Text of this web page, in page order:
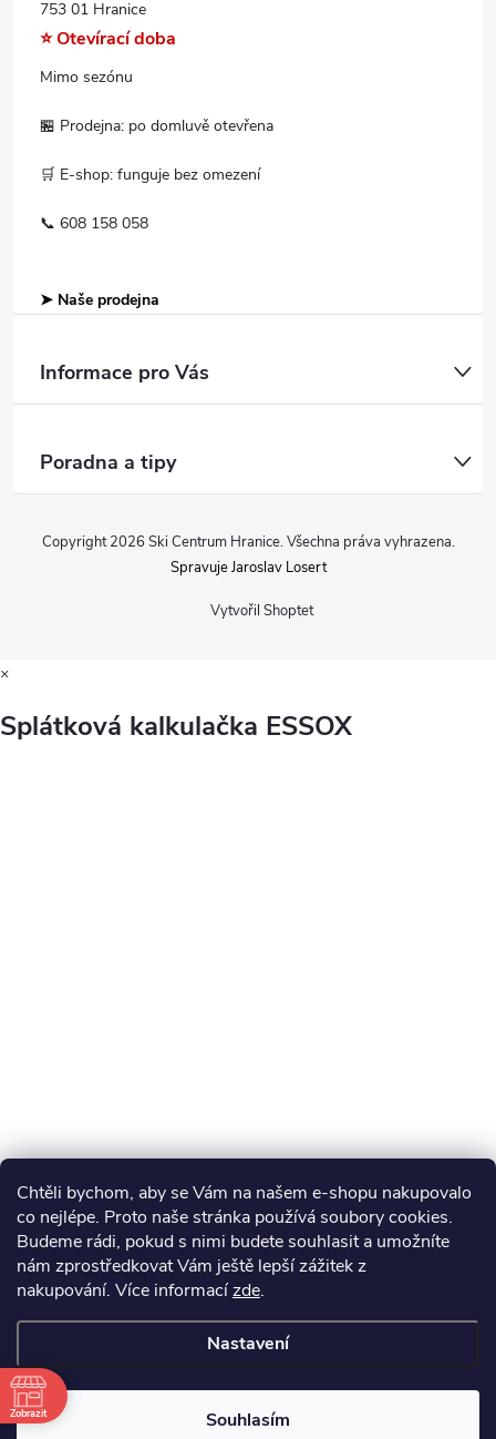
Chtěli bychom, aby se Vám na našem e-shopu nakupovalo
co nejlépe. Proto naše stránka používá soubory cookies.
Budeme rádi, pokud s nimi budete souhlasit a umožníte
nám zprostředkovat Vám ještě lepší zážitek z
nakupování. Více informacízde.
Nastavení
Souhlasím
753 01 Hranice
⭐ Otevírací doba
Mimo sezónu
🏪 Prodejna: po domluvě otevřena
🛒 E-shop: funguje bez omezení
📞 608 158 058
➤ Naše prodejna
Informace pro Vás
Poradna a tipy
Vytvořil Shoptet
Copyright 2026 Ski Centrum Hranice. Všechna práva vyhrazena.
Spravuje Jaroslav Losert
×
Splátková kalkulačka ESSOX
Zobrazit